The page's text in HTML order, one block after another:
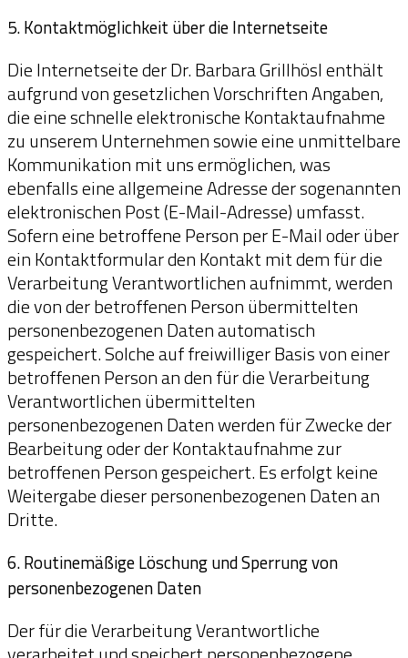
5. Kontaktmöglichkeit über die Internetseite
Die Internetseite der Dr. Barbara Grillhösl enthält
aufgrund von gesetzlichen Vorschriften Angaben,
die eine schnelle elektronische Kontaktaufnahme
zu unserem Unternehmen sowie eine unmittelbare
Kommunikation mit uns ermöglichen, was
ebenfalls eine allgemeine Adresse der sogenannten
elektronischen Post (E-Mail-Adresse) umfasst.
Sofern eine betroffene Person per E-Mail oder über
ein Kontaktformular den Kontakt mit dem für die
Verarbeitung Verantwortlichen aufnimmt, werden
die von der betroffenen Person übermittelten
personenbezogenen Daten automatisch
gespeichert. Solche auf freiwilliger Basis von einer
betroffenen Person an den für die Verarbeitung
Verantwortlichen übermittelten
personenbezogenen Daten werden für Zwecke der
Bearbeitung oder der Kontaktaufnahme zur
betroffenen Person gespeichert. Es erfolgt keine
Weitergabe dieser personenbezogenen Daten an
Dritte.
6. Routinemäßige Löschung und Sperrung von
personenbezogenen Daten
Der für die Verarbeitung Verantwortliche